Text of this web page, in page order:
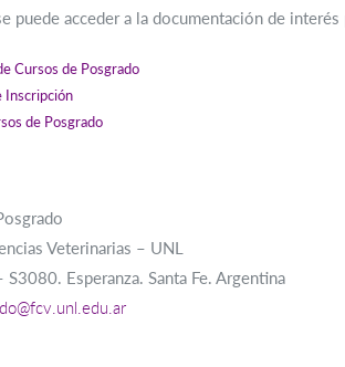
puede acceder a la documentación de interés
Cursos de Posgrado
Inscripción
de Posgrado
Veterinarias – UNL
Esperanza. Santa Fe. Argentina